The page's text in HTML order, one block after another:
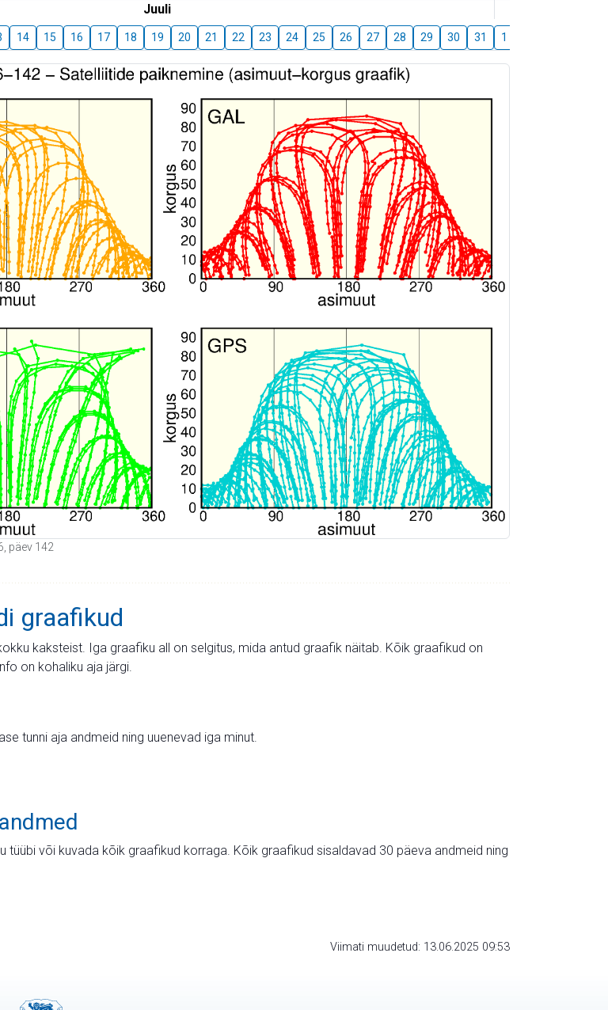
Juuli
14 15 16 17 18 19 20 21 22 23 24 25 26 27 28 29 30 31 1
päev 142
graafikud
kaksteist. Iga graafiku all on selgitus, mida antud graafik näitab. Kõik graafikud on
on kohaliku aja järgi.
tunni aja andmeid ning uuenevad iga minut.
tüübi või kuvada kõik graafikud korraga. Kõik graafikud sisaldavad 30 päeva andmeid ning
Viimati muudetud: 13.06.2025 09:53